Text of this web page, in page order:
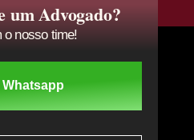
um Advogado?
o nosso time!
Whatsapp